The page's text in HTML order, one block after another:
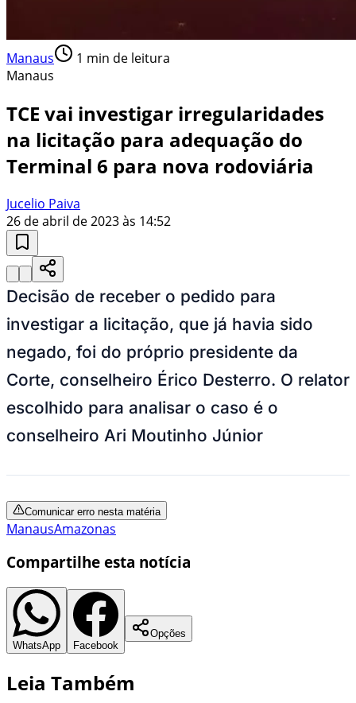
Manaus 1 min de leitura
Manaus
TCE vai investigar irregularidades
na licitação para adequação do
Terminal 6 para nova rodoviária
Jucelio Paiva
26 de abril de 2023 às 14:52
Decisão de receber o pedido para
investigar a licitação, que já havia sido
negado, foi do próprio presidente da
Corte, conselheiro Érico Desterro. O relator
escolhido para analisar o caso é o
conselheiro Ari Moutinho Júnior
Comunicar erro nesta matéria
ManausAmazonas
Compartilhe esta notícia
WhatsApp Facebook
Opções
Leia Também